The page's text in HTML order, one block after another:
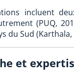
incluent
(PUQ,
du Sud (Karthala,
et